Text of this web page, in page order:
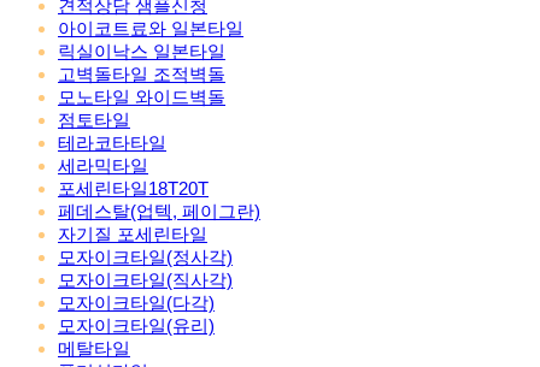
견적상담 샘플신청
아이코트료와 일본타일
릭실이낙스 일본타일
고벽돌타일 조적벽돌
모노타일 와이드벽돌
점토타일
테라코타타일
세라믹타일
포세린타일18T20T
페데스탈(업텍, 페이그란)
자기질 포세린타일
모자이크타일(정사각)
모자이크타일(직사각)
모자이크타일(다각)
모자이크타일(유리)
메탈타일